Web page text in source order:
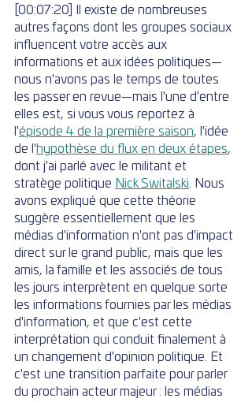
[00:07:20] Il existe de nombreuses
autres façons dont les groupes sociaux
influencent votre accès aux
informations et aux idées politiques—
nous n'avons pas le temps de toutes
les passer en revue—mais l'une d'entre
elles est, si vous vous reportez à
l'épisode 4 de la première saison, l'idée
de l'hypothèse du flux en deux étapes,
dont j'ai parlé avec le militant et
stratège politique Nick Switalski . Nous
avons expliqué que cette théorie
suggère essentiellement que les
médias d'information n'ont pas d'impact
direct sur le grand public, mais que les
amis, la famille et les associés de tous
les jours interprètent en quelque sorte
les informations fournies par les médias
d'information, et que c'est cette
interprétation qui conduit finalement à
un changement d'opinion politique. Et
c'est une transition parfaite pour parler
du prochain acteur majeur : les médias